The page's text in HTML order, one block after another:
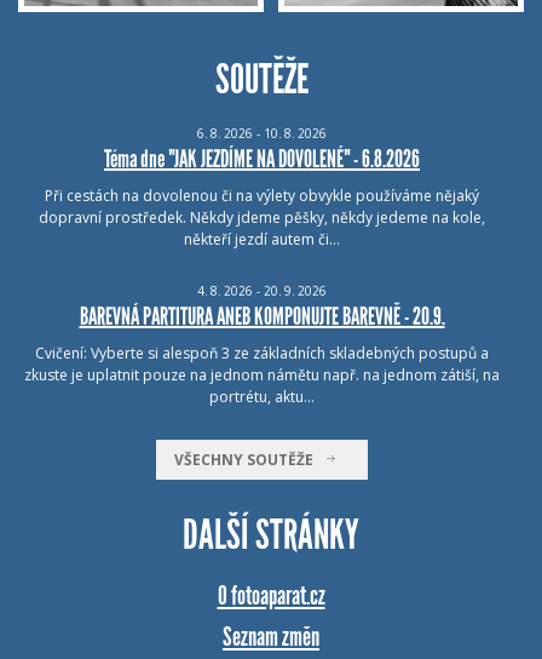
SOUTĚŽE
6. 8. 2026 - 10. 8. 2026
Téma dne "JAK JEZDÍME NA DOVOLENÉ" - 6.8.2026
Při cestách na dovolenou či na výlety obvykle používáme nějaký
dopravní prostředek. Někdy jdeme pěšky, někdy jedeme na kole,
někteří jezdí autem či…
4. 8. 2026 - 20. 9. 2026
BAREVNÁ PARTITURA ANEB KOMPONUJTE BAREVNĚ - 20.9.
Cvičení: Vyberte si alespoň 3 ze základních skladebných postupů a
zkuste je uplatnit pouze na jednom námětu např. na jednom zátiší, na
portrétu, aktu…
VŠECHNY SOUTĚŽE
DALŠÍ STRÁNKY
O fotoaparat.cz
Seznam změn